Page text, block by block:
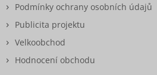
Podmínky ochrany osobních údajů
Publicita projektu
Velkoobchod
Hodnocení obchodu